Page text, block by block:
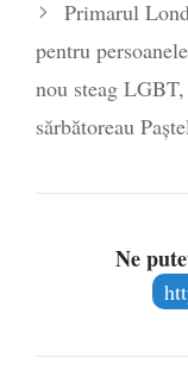
Primarul
pentru
nou steag
sărbătoreau
Ne